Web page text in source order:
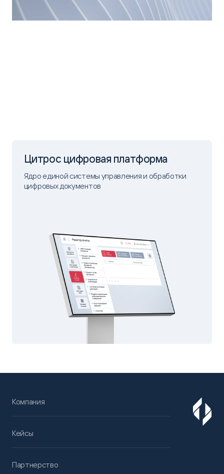
Цитрос цифровая платформа
Ядро единой системы управления и обработки
цифровых документов
Компания
Кейсы
Партнерство